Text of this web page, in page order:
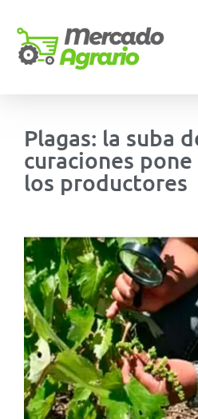
Plagas: la suba
curaciones
los productores